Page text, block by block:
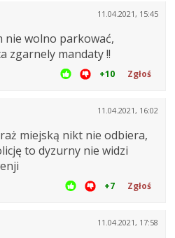
11.04.2021, 15:45
nie wolno parkować,
zgarnely mandaty !!
+10 Zgłoś
11.04.2021, 16:02
miejską nikt nie odbiera,
to dyzurny nie widzi
+7 Zgłoś
11.04.2021, 17:58